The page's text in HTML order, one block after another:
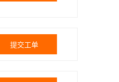
提交工单